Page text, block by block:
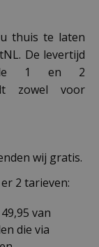
thuis te laten
De levertijd
de 1 en 2
zowel voor
wij gratis.
2 tarieven:
van
die via